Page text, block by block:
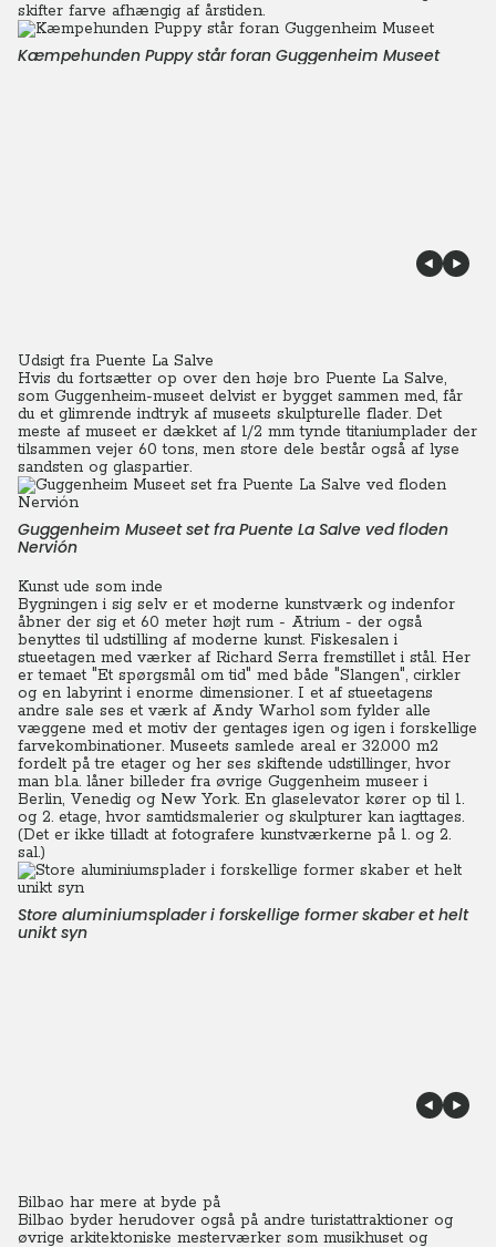
skifter farve afhængig af årstiden.
Kæmpehunden Puppy står foran Guggenheim Museet
Udsigt fra Puente La Salve
Hvis du fortsætter op over den høje bro Puente La Salve,
som Guggenheim-museet delvist er bygget sammen med, får
du et glimrende indtryk af museets skulpturelle flader. Det
meste af museet er dækket af 1/2 mm tynde titaniumplader der
tilsammen vejer 60 tons, men store dele består også af lyse
sandsten og glaspartier.
Guggenheim Museet set fra Puente La Salve ved floden
Nervión
Kunst ude som inde
Bygningen i sig selv er et moderne kunstværk og indenfor
åbner der sig et 60 meter højt rum - Atrium - der også
benyttes til udstilling af moderne kunst. Fiskesalen i
stueetagen med værker af Richard Serra fremstillet i stål. Her
er temaet "Et spørgsmål om tid" med både "Slangen", cirkler
og en labyrint i enorme dimensioner. I et af stueetagens
andre sale ses et værk af Andy Warhol som fylder alle
væggene med et motiv der gentages igen og igen i forskellige
farvekombinationer. Museets samlede areal er 32.000 m2
fordelt på tre etager og her ses skiftende udstillinger, hvor
man bl.a. låner billeder fra øvrige Guggenheim museer i
Berlin, Venedig og New York. En glaselevator kører op til 1.
og 2. etage, hvor samtidsmalerier og skulpturer kan iagttages.
(Det er ikke tilladt at fotografere kunstværkerne på 1. og 2.
sal.)
Store aluminiumsplader i forskellige former skaber et helt
unikt syn
Bilbao har mere at byde på
Bilbao byder herudover også på andre turistattraktioner og
øvrige arkitektoniske mesterværker som musikhuset og